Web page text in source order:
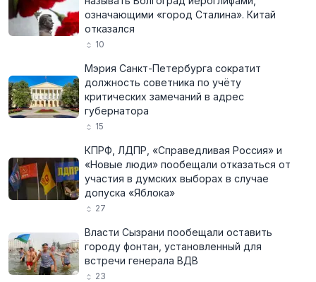
означающими «город Сталина». Китай
отказался
10
Мэрия Санкт-Петербурга сократит
должность советника по учёту
критических замечаний в адрес
губернатора
15
КПРФ, ЛДПР, «Справедливая Россия» и
«Новые люди» пообещали отказаться от
участия в думских выборах в случае
допуска «Яблока»
27
Власти Сызрани пообещали оставить
городу фонтан, установленный для
встречи генерала ВДВ
23